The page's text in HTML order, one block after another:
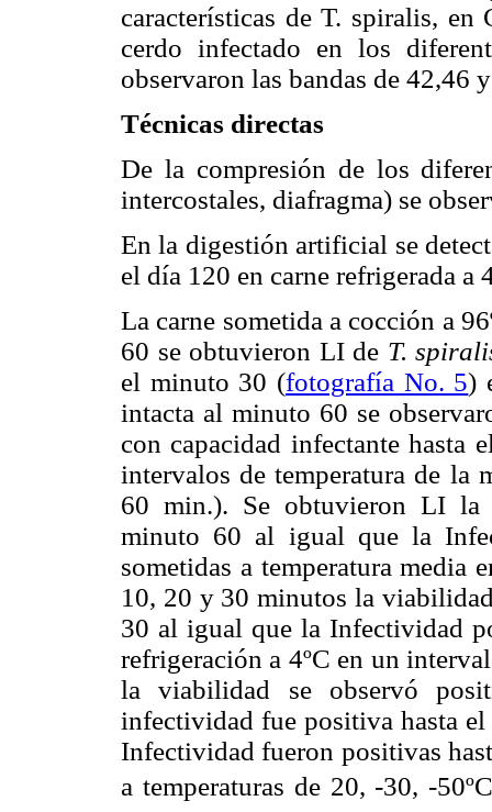
características de T. spiralis,
cerdo infectado en los
observaron las bandas de 42,46
Técnicas directas
De la compresión de los
intercostales, diafragma) se
En la digestión artificial se
el día 120 en carne refrigerada a
La carne sometida a cocción a
60 se obtuvieron LI de T.
el minuto 30 (fotografía No. 5)
intacta al minuto 60 se
con capacidad infectante hasta
intervalos de temperatura de la
60 min.). Se obtuvieron LI la
minuto 60 al igual que la
sometidas a temperatura media
10, 20 y 30 minutos la
30 al igual que la Infectividad
refrigeración a 4ºC en un
la viabilidad se observó
infectividad fue positiva hasta
Infectividad fueron positivas
a temperaturas de 20, -30, -